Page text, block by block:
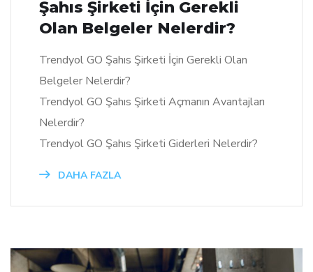
Şahıs Şirketi İçin Gerekli
Olan Belgeler Nelerdir?
Trendyol GO Şahıs Şirketi İçin Gerekli Olan
Belgeler Nelerdir?
Trendyol GO Şahıs Şirketi Açmanın Avantajları
Nelerdir?
Trendyol GO Şahıs Şirketi Giderleri Nelerdir?
DAHA FAZLA